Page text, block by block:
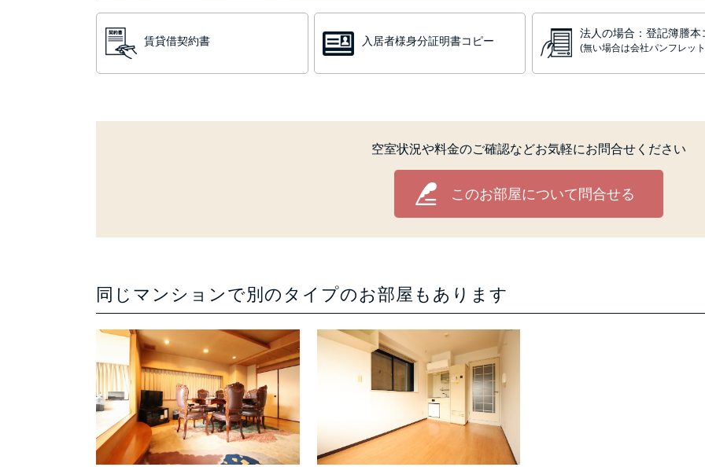
賃貸借契約書 入居者様身分証明書コピー
法人の場合：登記簿謄本
(無い場合は会社パンフレッ
空室状況や料金のご確認などお気軽にお問合せください
このお部屋について問合せる
同じマンションで別のタイプのお部屋もあります